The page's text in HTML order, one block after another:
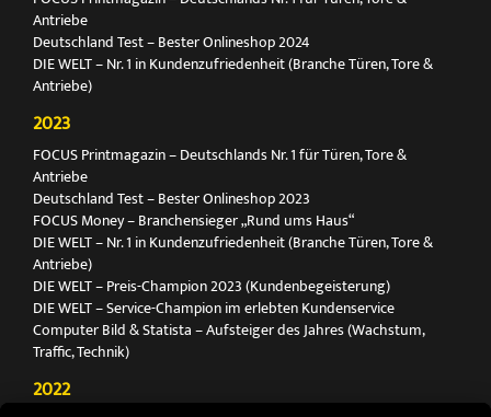
Antriebe
Deutschland Test – Bester Onlineshop 2024
DIE WELT – Nr. 1 in Kundenzufriedenheit (Branche Türen, Tore &
Antriebe)
2023
FOCUS Printmagazin – Deutschlands Nr. 1 für Türen, Tore &
Antriebe
Deutschland Test – Bester Onlineshop 2023
FOCUS Money – Branchensieger „Rund ums Haus“
DIE WELT – Nr. 1 in Kundenzufriedenheit (Branche Türen, Tore &
Antriebe)
DIE WELT – Preis-Champion 2023 (Kundenbegeisterung)
DIE WELT – Service-Champion im erlebten Kundenservice
Computer Bild & Statista – Aufsteiger des Jahres (Wachstum,
Traffic, Technik)
2022